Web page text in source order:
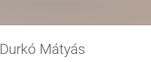
Durkó Mátyás